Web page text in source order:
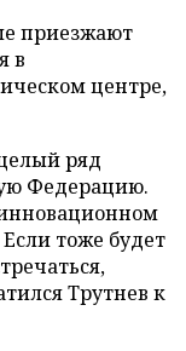
приезжают
в
центре,
ряд
Федерацию.
тоже будет
Трутнев к